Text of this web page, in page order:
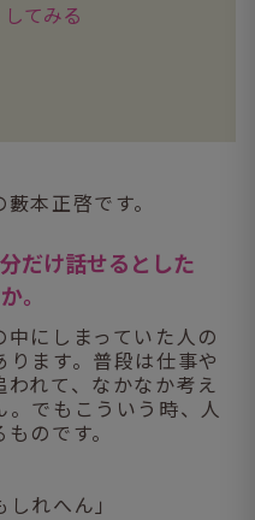
てみる
本正啓です。
だけ話せるとした
。
にしまっていた人の
ます。普段は仕事や
れて、なかなか考え
でもこういう時、人
のです。
れへん」